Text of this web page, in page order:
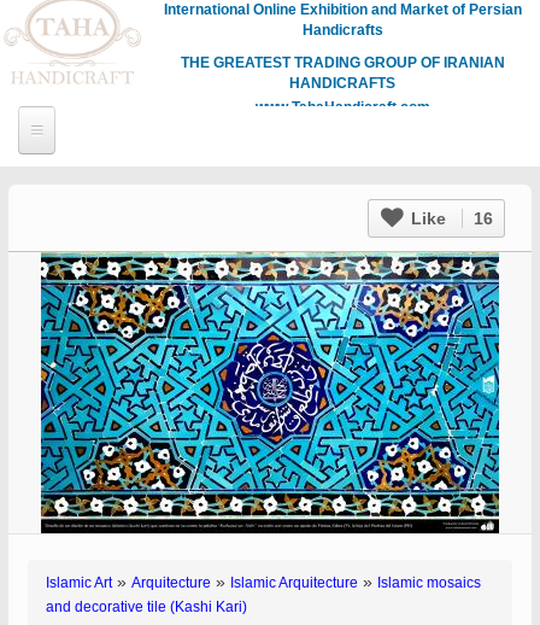
International Online Exhibition and Market of Persian
Handicrafts
THE GREATEST TRADING GROUP OF IRANIAN
HANDICRAFTS
www.TahaHandicraft.com
Like 16
Islamic Art» Arquitecture » Islamic Arquitecture » Islamic mosaics
and decorative tile (Kashi Kari)